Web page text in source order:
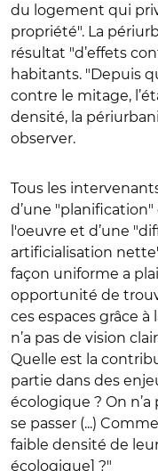
du logement qui
propriété". La
résultat "d’effets
habitants. "Depuis
contre le mitage,
densité, la
observer.
Tous les
d’une
l'oeuvre et d’une
artificialisation
façon uniforme a
opportunité de
ces espaces grâce
n’a pas de vision
Quelle est la
partie dans des
écologique ? On
se passer (...)
faible densité de
écologique] ?"